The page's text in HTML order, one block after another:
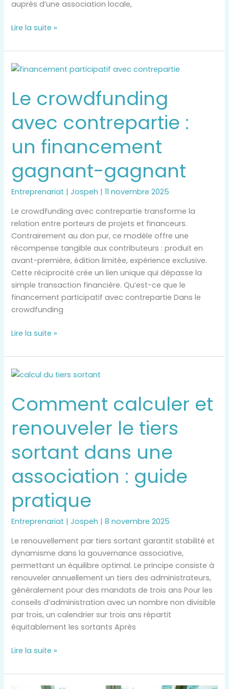
auprès d’une association locale,
Lire la suite »
Le crowdfunding
avec contrepartie :
un financement
gagnant-gagnant
Entreprenariat |Jospeh |11 novembre 2025
Le crowdfunding avec contrepartie transforme la
relation entre porteurs de projets et financeurs.
Contrairement au don pur, ce modèle offre une
récompense tangible aux contributeurs : produit en
avant-première, édition limitée, expérience exclusive.
Cette réciprocité crée un lien unique qui dépasse la
simple transaction financière. Qu’est-ce que le
financement participatif avec contrepartie Dans le
crowdfunding
Le
avec
contrepartie
un
financement
gagnant-
gagnant
Lire la suite »
Comment calculer et
renouveler le tiers
sortant dans une
association : guide
pratique
Entreprenariat |Jospeh |8 novembre 2025
Le renouvellement par tiers sortant garantit stabilité et
dynamisme dans la gouvernance associative,
permettant un équilibre optimal. Le principe consiste à
renouveler annuellement un tiers des administrateurs,
généralement pour des mandats de trois ans Pour les
conseils d’administration avec un nombre non divisible
par trois, un calendrier sur trois ans répartit
équitablement les sortants Après
Comment
et
renouveler
le
tiers
sortant
dans
une
association
guide
pratique
Lire la suite »